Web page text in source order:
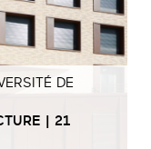
DE
| 21